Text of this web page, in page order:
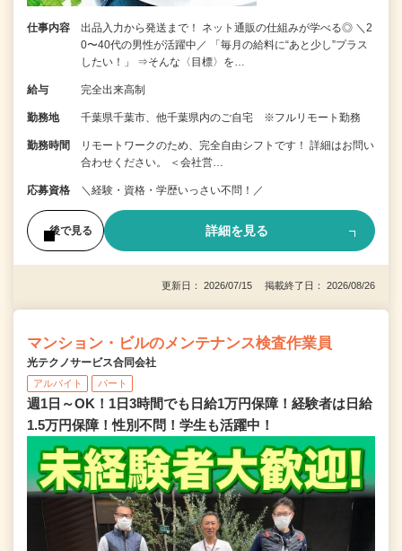
仕事内容
出品入力から発送まで！ ネット通販の仕組みが学べる◎ ＼2
0〜40代の男性が活躍中／ 「毎月の給料に“あと少し”プラス
したい！」 ⇒そんな〈目標〉を…
給与 完全出来高制
勤務地 千葉県千葉市、他千葉県内のご自宅 ※フルリモート勤務
勤務時間
リモートワークのため、完全自由シフトです！ 詳細はお問い
合わせください。 ＜会社営…
応募資格 ＼経験・資格・学歴いっさい不問！／
後で見る 詳細を見る
更新日： 2026/07/15 掲載終了日： 2026/08/26
マンション・ビルのメンテナンス検査作業員
光テクノサービス合同会社
アルバイト パート
週1日～OK！1日3時間でも日給1万円保障！経験者は日給
1.5万円保障！性別不問！学生も活躍中！